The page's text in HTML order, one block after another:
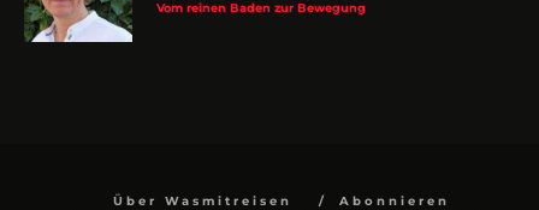
Vom reinen Baden zur Bewegung
Über Wasmitreisen
Abonnieren